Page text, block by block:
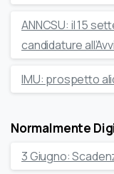
ANNCSU: il 15
candidature
IMU: prospetto
Normalmente
3 Giugno: